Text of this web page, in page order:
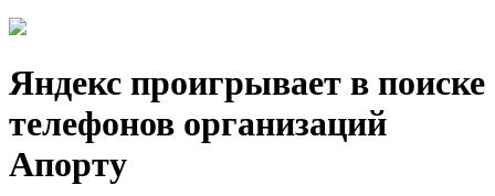
Яндекс проигрывает в поиске
телефонов организаций
Апорту